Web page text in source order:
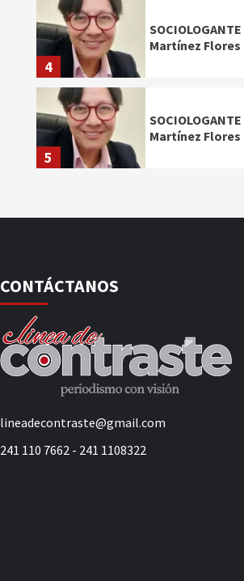
4
Martínez Flores
5
Martínez Flores
CONTÁCTANOS
lineadecontraste@gmail.com
241 110 7662 - 241 1108322